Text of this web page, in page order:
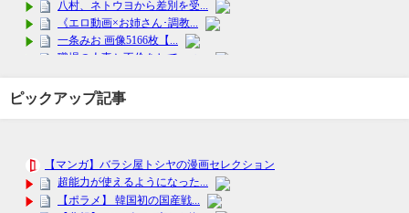
ピックアップ記事